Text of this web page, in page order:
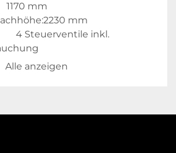
Freihub:           		1170 mm
mm
Alle anzeigen